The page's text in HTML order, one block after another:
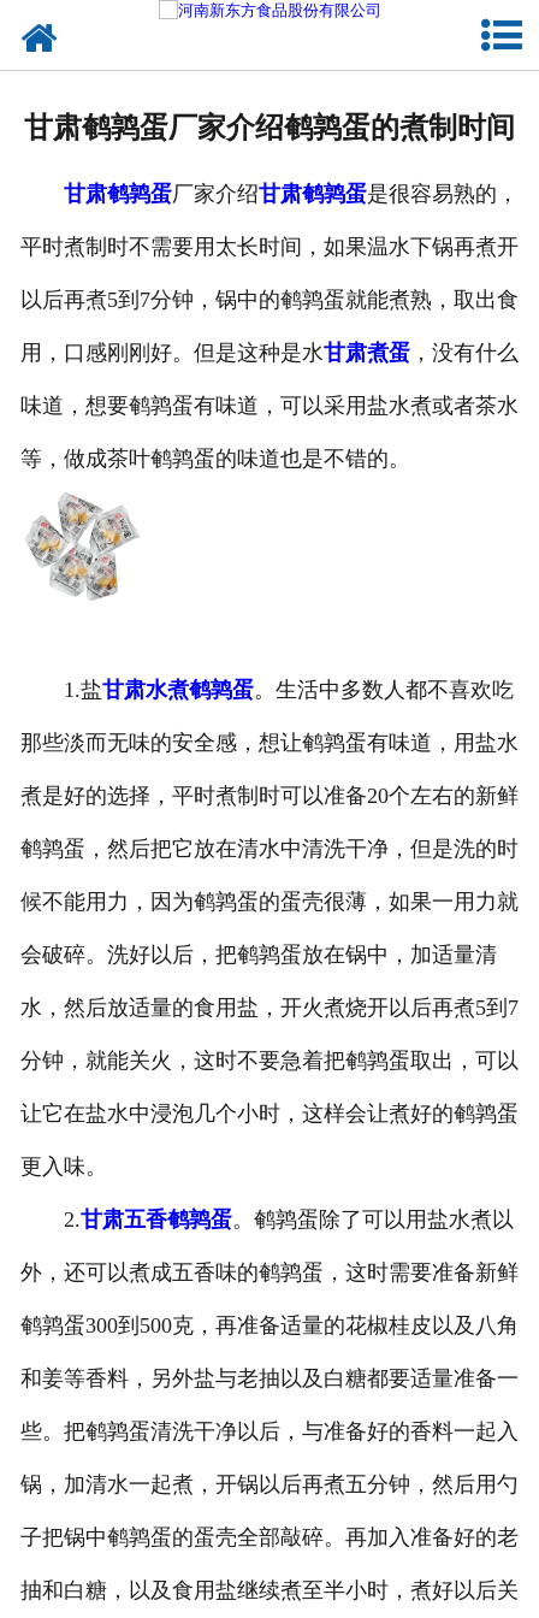
加入新东方
联系我们
甘肃鹌鹑蛋厂家介绍鹌鹑蛋的煮制时间
甘肃鹌鹑蛋厂家介绍甘肃鹌鹑蛋是很容易熟的，
平时煮制时不需要用太长时间，如果温水下锅再煮开
以后再煮5到7分钟，锅中的鹌鹑蛋就能煮熟，取出食
用，口感刚刚好。但是这种是水甘肃煮蛋，没有什么
味道，想要鹌鹑蛋有味道，可以采用盐水煮或者茶水
等，做成茶叶鹌鹑蛋的味道也是不错的。
1.盐甘肃水煮鹌鹑蛋。生活中多数人都不喜欢吃
那些淡而无味的安全感，想让鹌鹑蛋有味道，用盐水
煮是好的选择，平时煮制时可以准备20个左右的新鲜
鹌鹑蛋，然后把它放在清水中清洗干净，但是洗的时
候不能用力，因为鹌鹑蛋的蛋壳很薄，如果一用力就
会破碎。洗好以后，把鹌鹑蛋放在锅中，加适量清
水，然后放适量的食用盐，开火煮烧开以后再煮5到7
分钟，就能关火，这时不要急着把鹌鹑蛋取出，可以
让它在盐水中浸泡几个小时，这样会让煮好的鹌鹑蛋
更入味。
2.甘肃五香鹌鹑蛋。鹌鹑蛋除了可以用盐水煮以
外，还可以煮成五香味的鹌鹑蛋，这时需要准备新鲜
鹌鹑蛋300到500克，再准备适量的花椒桂皮以及八角
和姜等香料，另外盐与老抽以及白糖都要适量准备一
些。把鹌鹑蛋清洗干净以后，与准备好的香料一起入
锅，加清水一起煮，开锅以后再煮五分钟，然后用勺
子把锅中鹌鹑蛋的蛋壳全部敲碎。再加入准备好的老
抽和白糖，以及食用盐继续煮至半小时，煮好以后关